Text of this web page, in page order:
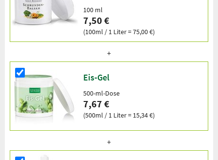
100 ml
7,50 €
(100ml / 1 Liter = 75,00 €)
Eis-Gel
500-ml-Dose
7,67 €
(500ml / 1 Liter = 15,34 €)